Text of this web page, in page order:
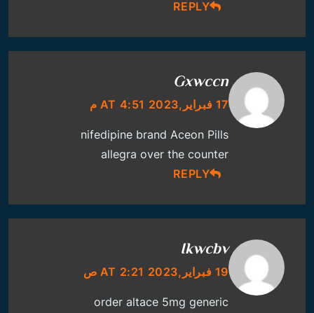
REPLY
Gxwccn
17 فبراير,2023 AT 4:51 م
nifedipine brand Aceon Pills
allegra over the counter
REPLY
Ikwcbv
19 فبراير,2023 AT 2:21 ص
order altace 5mg generic